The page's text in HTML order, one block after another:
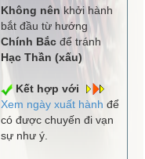
Không nên khởi hành
bắt đầu từ hướng
Chính Bắcđể tránh
Hạc Thần (xấu)
Kết hợp với
Xem ngày xuất hành để
có được chuyến đi vạn
sự như ý.